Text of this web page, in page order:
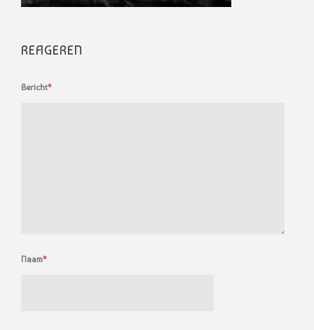
REAGEREN
Bericht*
Naam*